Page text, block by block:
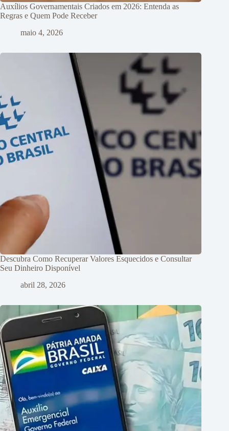
Auxílios Governamentais Criados em 2026: Entenda as
Regras e Quem Pode Receber
maio 4, 2026
Descubra Como Recuperar Valores Esquecidos e Consultar
Seu Dinheiro Disponível
abril 28, 2026